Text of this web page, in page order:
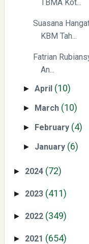
Menyongsong Masa
Optimisme dan
Yaqut Cholil
Kepatuhan Pajak
TBMA Kot...
Suasana
KBM Tah...
Fatrian
An...
►April (10)
► March (10)
► February (4)
► January (6)
► 2024 (72)
► 2023 (411)
► 2022 (349)
► 2021 (654)